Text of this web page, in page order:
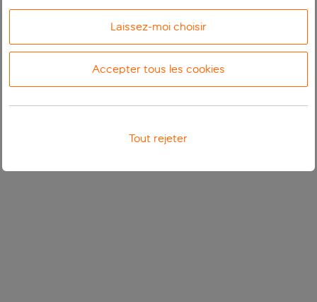
Laissez-moi choisir
Accepter tous les cookies
Tout rejeter